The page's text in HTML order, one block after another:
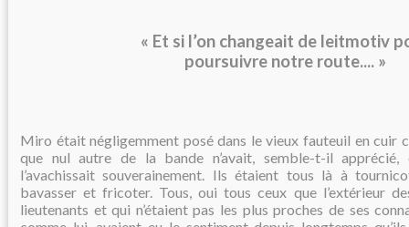
« Et si l’on changeait de leitmotiv
poursuivre notre route.... »
Miro était négligemment posé dans le vieux fauteuil en cuir
que nul autre de la bande n’avait, semble-t-il apprécié,
l’avachissait souverainement. Ils étaient tous là à
bavasser et fricoter. Tous, oui tous ceux que l’extérieur
lieutenants et qui n’étaient pas les plus proches de ses